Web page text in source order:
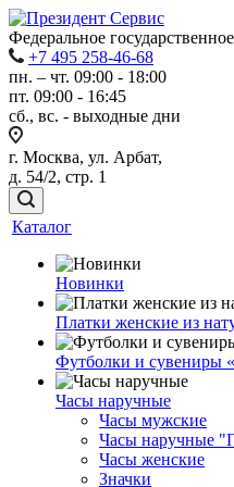
Федеральное
+7 495 258-46-68
пн. – чт. 09:00 - 18:00
пт. 09:00 - 16:45
сб., вс. - выходные дни
г. Москва, ул. Арбат,
д. 54/2, стр. 1
Каталог
Новинки
Платки женские из
Футболки и сувениры
Часы наручные
Часы мужские
Часы наручные
Часы женские
Значки